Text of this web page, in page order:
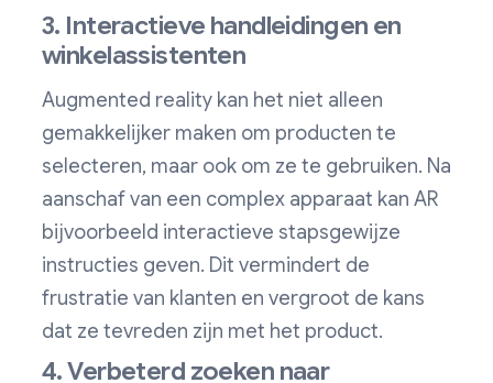
3. Interactieve handleidingen en
winkelassistenten
Augmented reality kan het niet alleen
gemakkelijker maken om producten te
selecteren, maar ook om ze te gebruiken. Na
aanschaf van een complex apparaat kan AR
bijvoorbeeld interactieve stapsgewijze
instructies geven. Dit vermindert de
frustratie van klanten en vergroot de kans
dat ze tevreden zijn met het product.
4. Verbeterd zoeken naar